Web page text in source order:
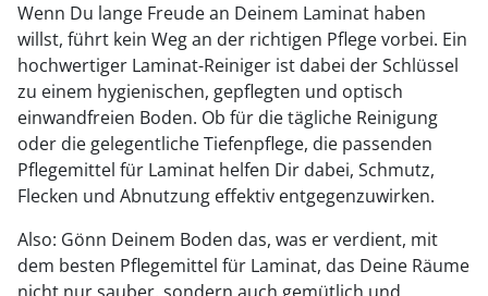
Wenn Du lange Freude an Deinem Laminat haben
willst, führt kein Weg an der richtigen Pflege vorbei. Ein
hochwertiger Laminat-Reiniger ist dabei der Schlüssel
zu einem hygienischen, gepflegten und optisch
einwandfreien Boden. Ob für die tägliche Reinigung
oder die gelegentliche Tiefenpflege, die passenden
Pflegemittel für Laminat helfen Dir dabei, Schmutz,
Flecken und Abnutzung effektiv entgegenzuwirken.
Also: Gönn Deinem Boden das, was er verdient, mit
dem besten Pflegemittel für Laminat, das Deine Räume